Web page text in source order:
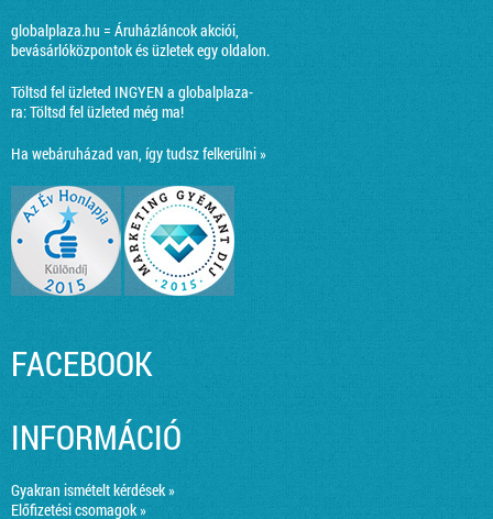
globalplaza.hu = Áruházláncok akciói,
bevásárlóközpontok és üzletek egy oldalon.
Töltsd fel üzleted INGYEN a globalplaza-
ra:Töltsd fel üzleted még ma!
Ha webáruházad van, így tudsz felkerülni »
FACEBOOK
INFORMÁCIÓ
Gyakran ismételt kérdések »
Előfizetési csomagok »